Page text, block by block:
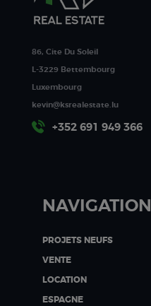
86, Cite Du Soleil
L-3229 Bettembourg
Luxembourg
kevin@ksrealestate.lu
+352 691 949 366
NAVIGATION
PROJETS NEUFS
VENTE
LOCATION
ESPAGNE